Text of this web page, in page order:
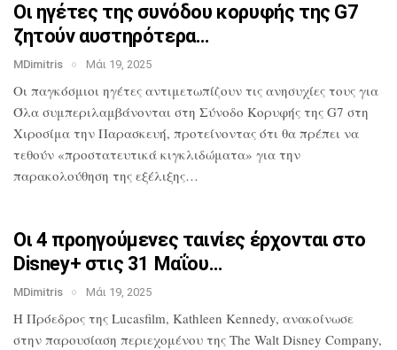
Οι ηγέτες της συνόδου κορυφής της G7
ζητούν αυστηρότερα…
MDimitris Μάι 19, 2025
Οι παγκόσμιοι ηγέτες αντιμετωπίζουν τις ανησυχίες τους για
Όλα συμπεριλαμβάνονται στη Σύνοδο Κορυφής της G7 στη
Χιροσίμα την Παρασκευή, προτείνοντας ότι θα πρέπει να
τεθούν «προστατευτικά κιγκλιδώματα» για την
παρακολούθηση της εξέλιξης…
Οι 4 προηγούμενες ταινίες έρχονται στο
Disney+ στις 31 Μαΐου…
MDimitris Μάι 19, 2025
Η Πρόεδρος της Lucasfilm, Kathleen Kennedy, ανακοίνωσε
στην παρουσίαση περιεχομένου της The Walt Disney Company,